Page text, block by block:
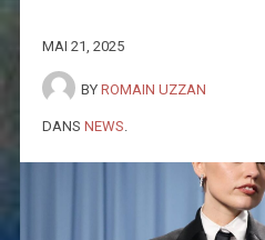
MAI 21, 2025
BY ROMAIN UZZAN
DANS NEWS